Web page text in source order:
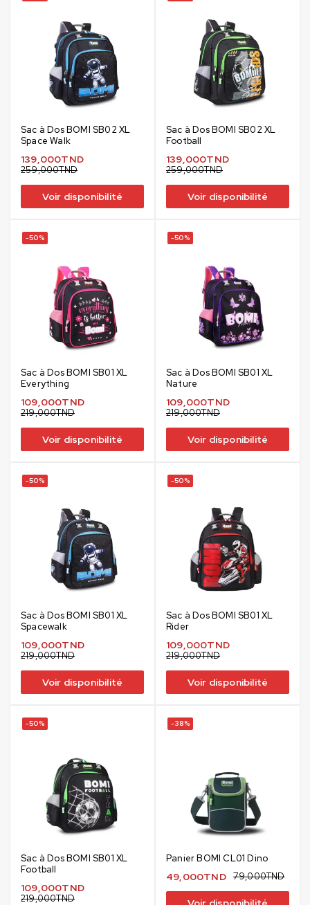
Sac à Dos BOMI SB02 XL
Space Walk
259,000TND
139,000TND
Voir disponibilité
Sac à Dos BOMI SB02 XL
Football
259,000TND
139,000TND
Voir disponibilité
-50%
Sac à Dos BOMI SB01 XL
Everything
219,000TND
109,000TND
Voir disponibilité
-50%
Sac à Dos BOMI SB01 XL
Nature
219,000TND
109,000TND
Voir disponibilité
-50%
Sac à Dos BOMI SB01 XL
Spacewalk
219,000TND
109,000TND
Voir disponibilité
-50%
Sac à Dos BOMI SB01 XL
Rider
219,000TND
109,000TND
Voir disponibilité
-50%
Sac à Dos BOMI SB01 XL
Football
219,000TND
109,000TND
-38%
Panier BOMI CL01 Dino
79,000TND
49,000TND